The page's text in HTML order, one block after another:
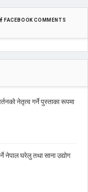
FACEBOOK COMMENTS
नेतृत्व गर्ने पुस्ताका रूपमा
नेपाल घरेलु तथा साना उद्योग